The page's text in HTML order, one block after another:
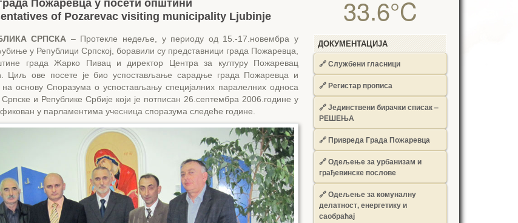
Пожаревца у посети општини
of Pozarevac visiting municipality Ljubinje
СРПСКА – Протекле недеље, у периоду од 15.-17.новембра у
у Републици Српској, боравили су представници града Пожаревца,
града Жарко Пивац и директор Центра за културу Пожаревац
Циљ ове посете је био успостављање сарадње града Пожаревца и
основу Споразума о успостављању специјалних парaлелних односа
и Републике Србије који је потписан 26.септембра 2006.године у
у парламентима учесница споразума следеће године.
33.6°C
ДОКУМЕНТАЦИЈА
🔗Службени гласници
🔗Регистар прописа
🔗Јединствени бирачки списак –
РЕШЕЊА
🔗Привреда Града Пожаревца
🔗Одељење за урбанизам и
грађевинске послове
🔗Одељење за комуналну
делатност, енергетику и
саобраћај